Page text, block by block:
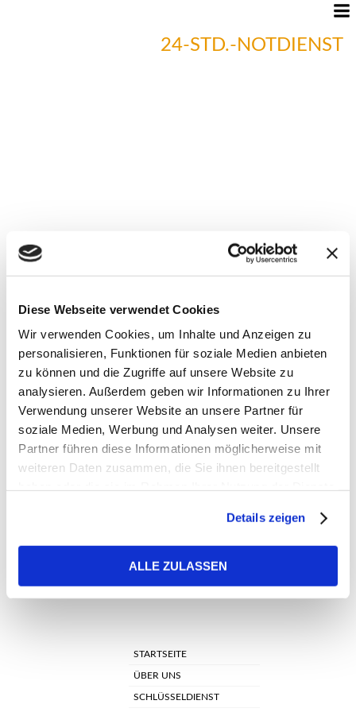
Diese Webseite verwendet Cookies
Wir verwenden Cookies, um Inhalte und Anzeigen zu
personalisieren, Funktionen für soziale Medien anbieten
zu können und die Zugriffe auf unsere Website zu
analysieren. Außerdem geben wir Informationen zu Ihrer
Verwendung unserer Website an unsere Partner für
soziale Medien, Werbung und Analysen weiter. Unsere
Partner führen diese Informationen möglicherweise mit
weiteren Daten zusammen, die Sie ihnen bereitgestellt
Details zeigen
ALLE ZULASSEN
24-STD.-NOTDIENST
AUTOÖFFNUNG
5. NOVEMBER 2025 1024 × 1024
SCHLÜSSELDIENST OFFENBACH
– IHR ZUVERLÄSSIGER PARTNER RUND UM TÜR & SCHLOSS
STARTSEITE
ÜBER UNS
SCHLÜSSELDIENST